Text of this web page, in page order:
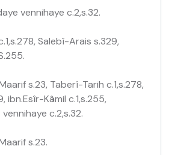
vennihaye c.2,s.32.
Salebî-Arais s.329,
s.23, Taberî-Tarih c.1,s.278,
ibn.Esîr-Kâmil c.1,s.255,
c.2,s.32.
s.23.